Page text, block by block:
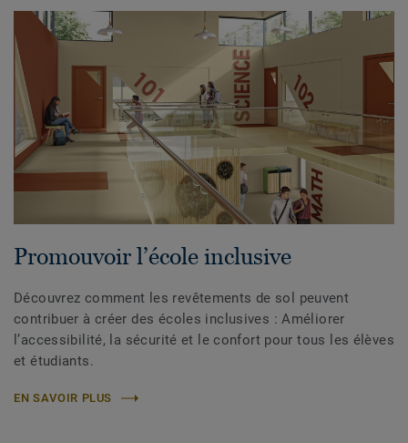
Promouvoir l’école inclusive
Découvrez comment les revêtements de sol peuvent
contribuer à créer des écoles inclusives : Améliorer
l’accessibilité, la sécurité et le confort pour tous les élèves
et étudiants.
EN SAVOIR PLUS